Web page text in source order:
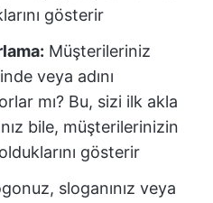
gösterir
Müşterileriniz
veya adını
mı? Bu, sizi ilk akla
bile, müşterilerinizin
gösterir
sloganınız veya